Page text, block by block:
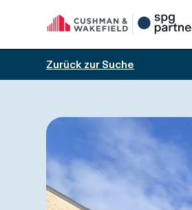
Zurück zur Suche